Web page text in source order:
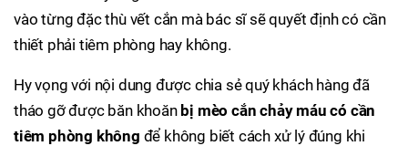
vào từng đặc thù vết cắn mà bác sĩ sẽ quyết định có cần
thiết phải tiêm phòng hay không.
Hy vọng với nội dung được chia sẻ quý khách hàng đã
tháo gỡ được băn khoăn bị mèo cắn chảy máu có cần
tiêm phòng không để không biết cách xử lý đúng khi